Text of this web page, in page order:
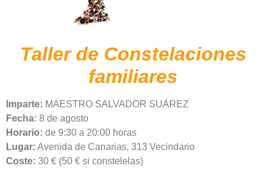
Taller de Constelaciones
familiares
Imparte: MAESTRO SALVADOR SUÁREZ
Fecha: 8 de agosto
Horario: de 9:30 a 20:00 horas
Lugar: Avenida de Canarias, 313 Vecindario
Coste: 30 € (50 € si constelelas)